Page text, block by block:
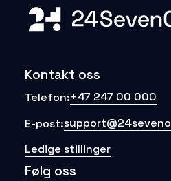
Kontakt oss
Telefon:+47 247 00 000
E-post:
Ledige stillinger
Følg oss